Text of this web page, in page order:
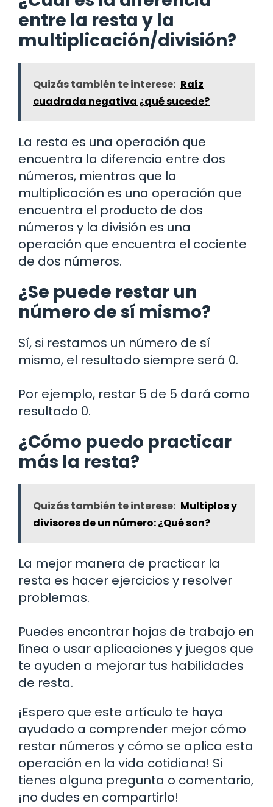
entre la resta y la
multiplicación/división?
Quizás también te interese: Raíz
cuadrada negativa ¿qué sucede?
La resta es una operación que
encuentra la diferencia entre dos
números, mientras que la
multiplicación es una operación que
encuentra el producto de dos
números y la división es una
operación que encuentra el cociente
de dos números.
¿Se puede restar un
número de sí mismo?
Sí, si restamos un número de sí
mismo, el resultado siempre será 0.
Por ejemplo, restar 5 de 5 dará como
resultado 0.
¿Cómo puedo practicar
más la resta?
Quizás también te interese: Multiplos y
divisores de un número: ¿Qué son?
La mejor manera de practicar la
resta es hacer ejercicios y resolver
problemas.
Puedes encontrar hojas de trabajo en
línea o usar aplicaciones y juegos que
te ayuden a mejorar tus habilidades
de resta.
¡Espero que este artículo te haya
ayudado a comprender mejor cómo
restar números y cómo se aplica esta
operación en la vida cotidiana! Si
tienes alguna pregunta o comentario,
¡no dudes en compartirlo!